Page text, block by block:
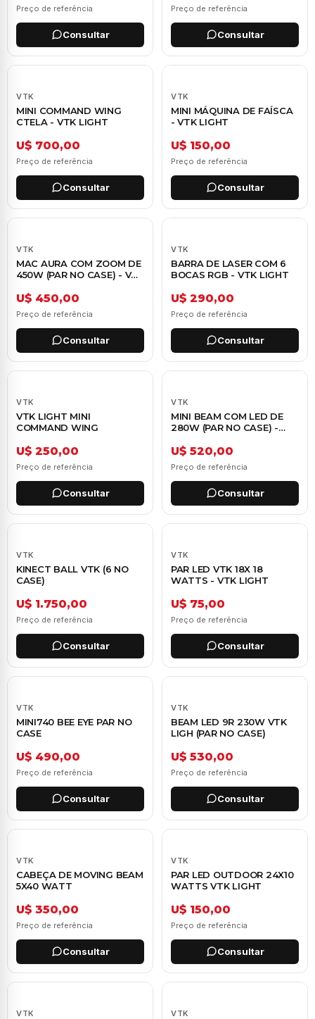
Preço de referência
Consultar
Preço de referência
Consultar
VTK
MINI COMMAND WING
CTELA - VTK LIGHT
U$ 700,00
Preço de referência
Consultar
VTK
MINI MÁQUINA DE FAÍSCA
- VTK LIGHT
U$ 150,00
Preço de referência
Consultar
VTK
MAC AURA COM ZOOM DE
450W (PAR NO CASE) - VTK
U$ 450,00
Preço de referência
Consultar
VTK
BARRA DE LASER COM 6
BOCAS RGB - VTK LIGHT
U$ 290,00
Preço de referência
Consultar
VTK
VTK LIGHT MINI
COMMAND WING
U$ 250,00
Preço de referência
Consultar
VTK
MINI BEAM COM LED DE
280W (PAR NO CASE) -
U$ 520,00
Preço de referência
Consultar
VTK
KINECT BALL VTK (6 NO
CASE)
U$ 1.750,00
Preço de referência
Consultar
VTK
PAR LED VTK 18X 18
WATTS - VTK LIGHT
U$ 75,00
Preço de referência
Consultar
VTK
MINI740 BEE EYE PAR NO
CASE
U$ 490,00
Preço de referência
Consultar
VTK
BEAM LED 9R 230W VTK
LIGH (PAR NO CASE)
U$ 530,00
Preço de referência
Consultar
VTK
CABEÇA DE MOVING BEAM
5X40 WATT
U$ 350,00
Preço de referência
Consultar
VTK
PAR LED OUTDOOR 24X10
WATTS VTK LIGHT
U$ 150,00
Preço de referência
Consultar
VTK VTK